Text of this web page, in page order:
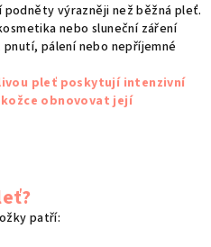
d
a
í
p
y
v
ý
výrazněji než běžná pleť.
nebo sluneční záření
pálení nebo nepříjemné
pleť poskytují intenzivní
obnovovat její
patří: